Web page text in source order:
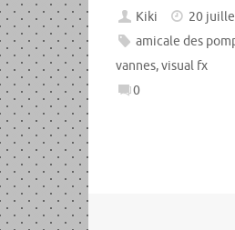
Kiki 20
amicale des
vannes,visual fx
0